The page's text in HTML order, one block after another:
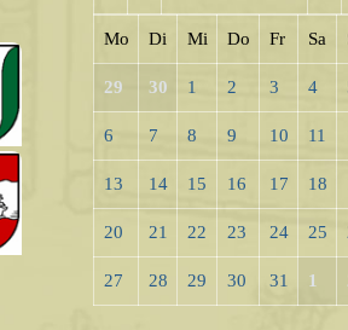
Mo Di Mi Do Fr Sa
29 30 1 2 3 4
6 7 8 9 10 11
13 14 15 16 17 18
20 21 22 23 24 25
27 28 29 30 31 1